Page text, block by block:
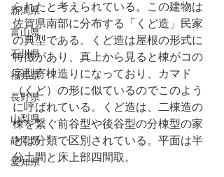
新潟県
富山県
石川県
福井県
長野県
山梨県
静岡県
愛知県
られたと考えられている。この建物は
佐賀県南部に分布する「くど造」民家
の典型である。くど造は屋根の形式に
特徴があり、真上から見ると棟がコの
字型寄棟造りになっており、カマド
（くど）の形に似ているのでこのよう
に呼ばれている。くど造は、二棟造の
棟を繋ぐ前谷型や後谷型の分棟型の家
とは分類で区別されている。平面は半
分土間と床上部四間取。